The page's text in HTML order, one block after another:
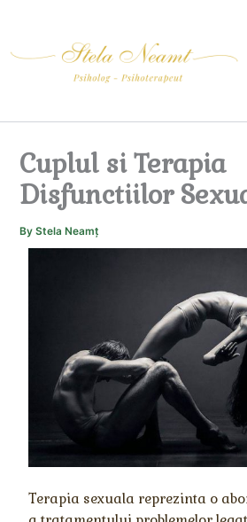
content
Cuplul si Terapia
Disfunctiilor
ByStela Neamț
Terapia sexuala reprezinta o